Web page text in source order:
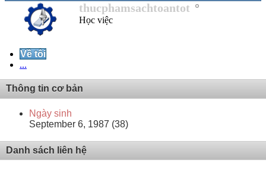
thucphamsachtoantot
Học việc
Về tôi
...
Thông tin cơ bản
Ngày sinh
September 6, 1987 (38)
Danh sách liên hệ